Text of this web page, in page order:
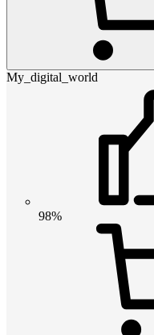
My_digital_world
98%